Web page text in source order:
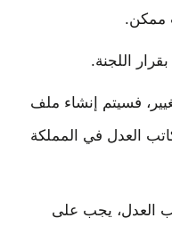
ممكن.
اللجنة.
فسيتم إنشاء ملف
العدل في المملكة
العدل، يجب على